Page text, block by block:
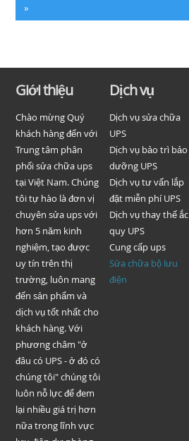
»
Giới thiệu
Chào mừng Quý
khách hàng đến với
Trung tâm phân
phối sửa chữa ups
tại Việt Nam. Chúng
tôi tự hào là đơn vị
chuyên sửa ups với
hơn 5 năm kinh
nghiệm, tạo được
uy tín trên thị
trường, luôn mang
đến sản phẩm và
dịch vụ tốt nhất cho
khách hàng. Với
phương châm "ở
đâu có UPS - ở đó có
chúng tôi" chúng tôi
luôn nỗ lực để đem
lại nhiều giá trị hơn
nữa trong lĩnh vực
Dịch vụ
Dịch vụ sửa chữa
UPS
Dịch vụ bảo trì bảo
dưỡng UPS
Dịch vụ tư vấn lắp
đặt miễn phí UPS
Dịch vụ thay thế ắc
quy UPS
Cung cấp ups
Sửa chữa bộ lưu
điện